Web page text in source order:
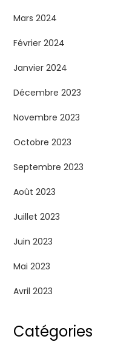
Mars 2024
Février 2024
Janvier 2024
Décembre 2023
Novembre 2023
Octobre 2023
Septembre 2023
Août 2023
Juillet 2023
Juin 2023
Mai 2023
Avril 2023
Catégories